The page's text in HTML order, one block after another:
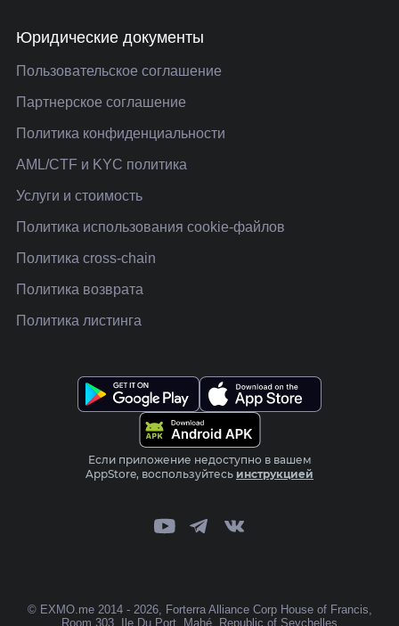
Юридические документы
Пользовательское соглашение
Партнерское соглашение
Политика конфиденциальности
AML/CTF и KYC политика
Услуги и стоимость
Политика использования cookie-файлов
Политика cross-chain
Политика возврата
Политика листинга
Если приложение недоступно в вашем
AppStore, воспользуйтесь инструкцией
© EXMO.me 2014 - 2026, Forterra Alliance Corp House of Francis,
Room 303, Ile Du Port, Mahé, Republic of Seychelles